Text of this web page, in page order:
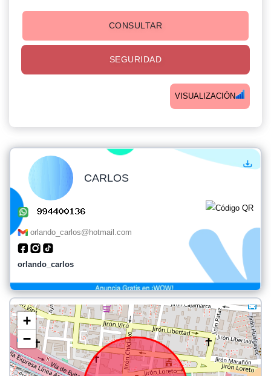
CONSULTAR
SEGURIDAD
VISUALIZACIÓN
CARLOS
orlando_carlos@hotmail.com
orlando_carlos
+
−